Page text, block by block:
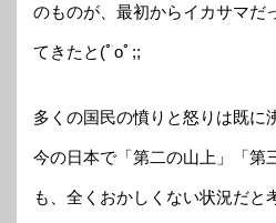
のものが、最初からイカサマだ
てきたと(ﾟoﾟ;;
多くの国民の憤りと怒りは既に
今の日本で「第二の山上」「第
も、全くおかしくない状況だと